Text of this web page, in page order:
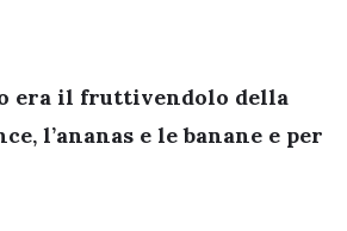
era il fruttivendolo della
l’ananas e le banane e per